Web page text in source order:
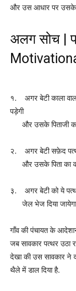
और उस आधारपर उसके
अलग सोच |
१. अगर बेटी काला
पड़ेगी
और उसके पिताजी
२. अगर बेटी सफ़ेद
और उसके पिता का
३. अगर बेटी को ये
जेल भेज दिया
गाँव की पंचायत के
जब सावकार पत्थर उठा
देखा की उस सावकार ने
थैले में डाल दिया है.